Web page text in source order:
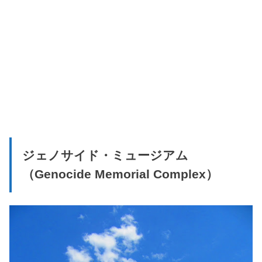
ジェノサイド・ミュージアム
（Genocide Memorial Complex）